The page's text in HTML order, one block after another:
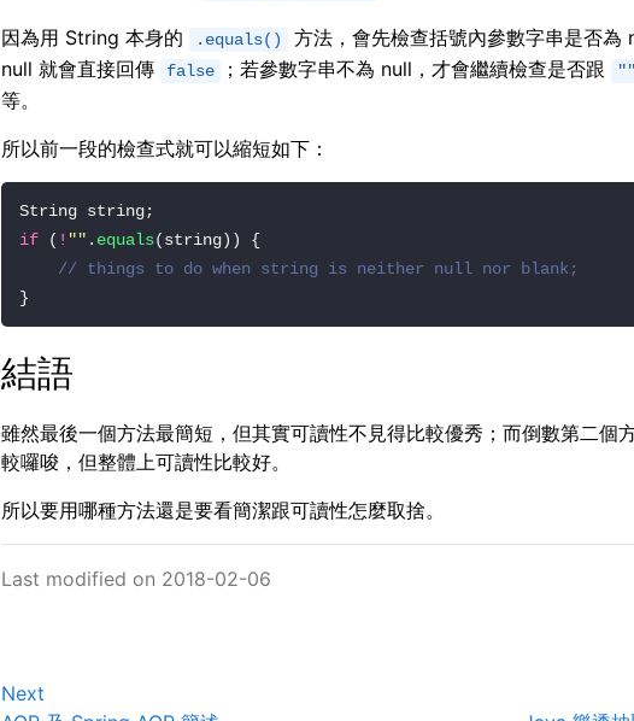
因為用 String 本身的 .equals()
方法，會先檢查括號內參數字串是否為
null 就會直接回傳
false ；若參數字串不為 null，才會繼續檢查是否跟 ""
等。
所以前一段的檢查式就可以縮短如下：
if ( ! "" . equals
// things to do when string is neither null nor blank;
結語
雖然最後一個方法最簡短，但其實可讀性不見得比較優秀；而倒數第二個
較囉唆，但整體上可讀性比較好。
所以要用哪種方法還是要看簡潔跟可讀性怎麼取捨。
Last modified on 2018-02-06
Next